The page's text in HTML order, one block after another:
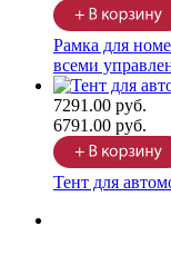
Рамка для
всеми
7291.00 руб.
6791.00 руб.
Тент для